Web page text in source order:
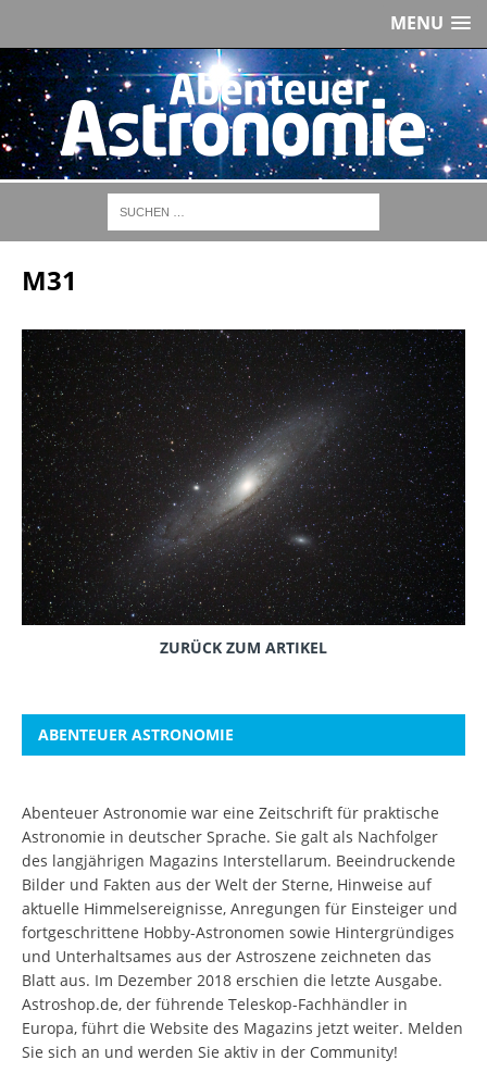
MENU
M31
ZURÜCK ZUM ARTIKEL
ABENTEUER ASTRONOMIE
Abenteuer Astronomie war eine Zeitschrift für praktische
Astronomie in deutscher Sprache. Sie galt als Nachfolger
des langjährigen Magazins Interstellarum. Beeindruckende
Bilder und Fakten aus der Welt der Sterne, Hinweise auf
aktuelle Himmelsereignisse, Anregungen für Einsteiger und
fortgeschrittene Hobby-Astronomen sowie Hintergründiges
und Unterhaltsames aus der Astroszene zeichneten das
Blatt aus. Im Dezember 2018 erschien die letzte Ausgabe.
Astroshop.de, der führende Teleskop-Fachhändler in
Europa, führt die Website des Magazins jetzt weiter. Melden
Sie sich an und werden Sie aktiv in der Community!